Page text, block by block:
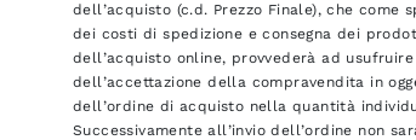
dell’acquisto (c.d. Prezzo Finale), che
dei costi di spedizione e consegna dei
dell’acquisto online, provvederà ad
dell’accettazione della compravendita in
dell’ordine di acquisto nella quantità
Successivamente all’invio dell’ordine non